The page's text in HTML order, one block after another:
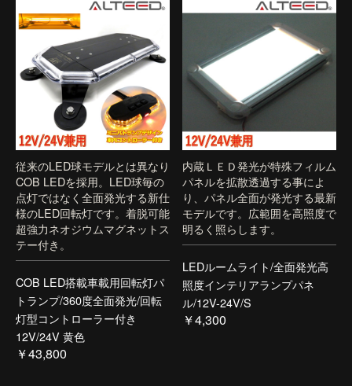
従来のLED球モデルとは異なり
COB LEDを採用。LED球毎の
点灯ではなく全面発光する新仕
様のLED回転灯です。着脱可能
超強力ネオジウムマグネットス
テー付き。
COB LED搭載車載用回転灯パ
トランプ/360度全面発光/回転
灯型コントローラー付き
12V/24V 黄色
￥43,800
内蔵ＬＥＤ発光が特殊フィルム
パネルを拡散透過する事によ
り、パネル全面が発光する最新
モデルです。広範囲を高照度で
明るく照らします。
LEDルームライト/全面発光高
照度インテリアランプパネ
ル/12V-24V/S
￥4,300